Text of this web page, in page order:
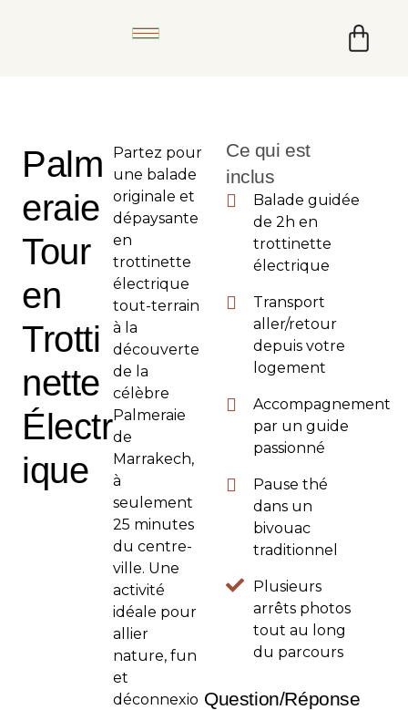
Palm
eraie
Tour
en
Trotti
nette
Électr
ique
Partez pour
une balade
originale et
dépaysante
en
trottinette
électrique
tout-terrain
à la
découverte
de la
célèbre
Palmeraie
de
Marrakech,
à
seulement
25 minutes
du centre-
ville. Une
activité
idéale pour
allier
nature, fun
et
déconnexio
Ce qui est
inclus
Balade guidée
de 2h en
trottinette
électrique
Transport
aller/retour
depuis votre
logement
Accompagnement
par un guide
passionné
Pause thé
dans un
bivouac
traditionnel
Plusieurs
arrêts photos
tout au long
du parcours
Question/Réponse